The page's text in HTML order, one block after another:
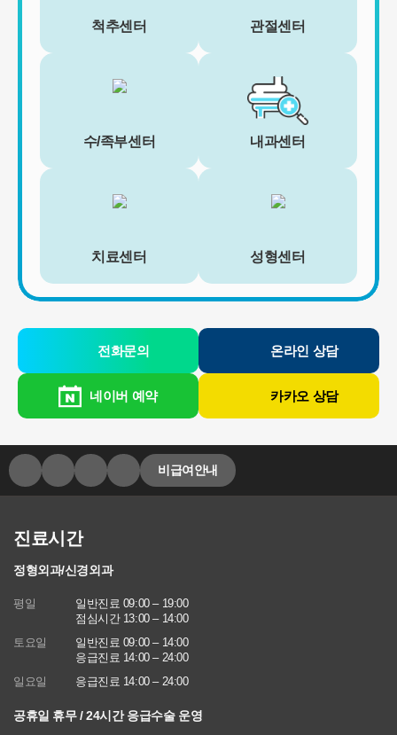
척추센터 관절센터
수/족부센터 내과센터
치료센터 성형센터
전화문의 온라인 상담
네이버 예약 카카오 상담
비급여안내
진료시간
정형외과/신경외과
평일
일반진료 09:00 – 19:00
점심시간 13:00 – 14:00
토요일
일반진료 09:00 – 14:00
응급진료 14:00 – 24:00
일요일
응급진료 14:00 – 24:00
공휴일 휴무 / 24시간 응급수술 운영